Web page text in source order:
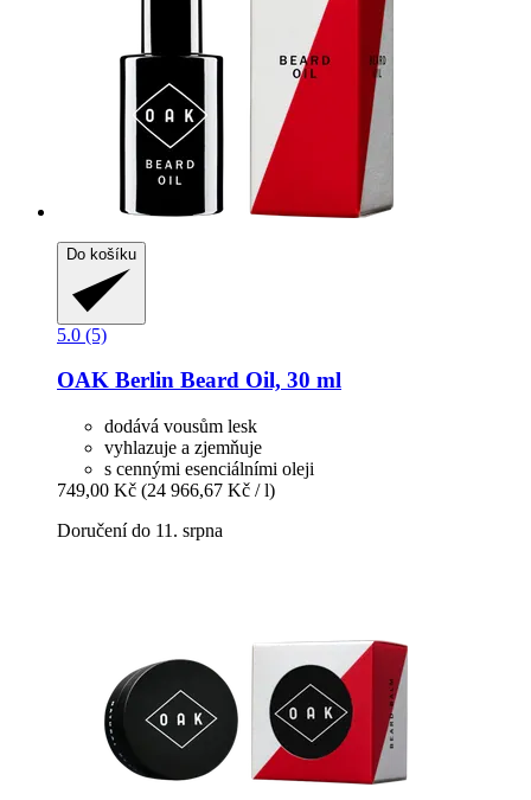
Do košíku
5.0 (5)
OAK Berlin Beard Oil, 30 ml
dodává vousům lesk
vyhlazuje a zjemňuje
s cennými esenciálními oleji
749,00 Kč (24 966,67 Kč / l)
Doručení do 11. srpna